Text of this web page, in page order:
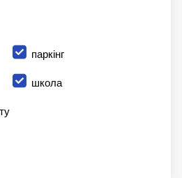
паркінг
школа